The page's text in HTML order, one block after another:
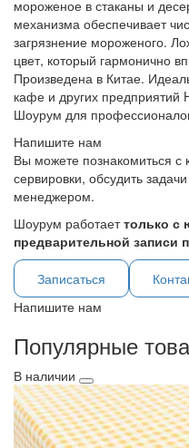
мороженое в стаканы и
механизма обеспечивает
загрязнение мороженого.
цвет, который гармонично
Произведена в Китае.
кафе и других предприятий
Шоурум для
Напишите нам
Вы можете познакомиться
сервировки, обсудить
менеджером.
Шоурум работаеттолько с
предварительной записи
Записаться
Напишите нам
Популярные
В наличии